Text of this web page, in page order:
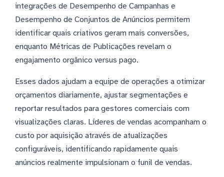
integrações de Desempenho de Campanhas e
Desempenho de Conjuntos de Anúncios permitem
identificar quais criativos geram mais conversões,
enquanto Métricas de Publicações revelam o
engajamento orgânico versus pago.
Esses dados ajudam a equipe de operações a otimizar
orçamentos diariamente, ajustar segmentações e
reportar resultados para gestores comerciais com
visualizações claras. Líderes de vendas acompanham o
custo por aquisição através de atualizações
configuráveis, identificando rapidamente quais
anúncios realmente impulsionam o funil de vendas.